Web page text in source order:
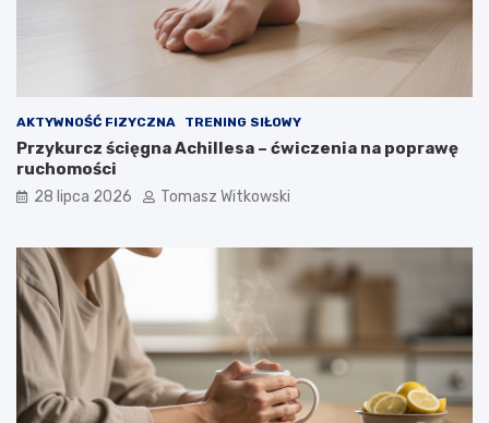
AKTYWNOŚĆ FIZYCZNA TRENING SIŁOWY
Przykurcz ścięgna Achillesa – ćwiczenia na poprawę
ruchomości
28 lipca 2026 Tomasz Witkowski